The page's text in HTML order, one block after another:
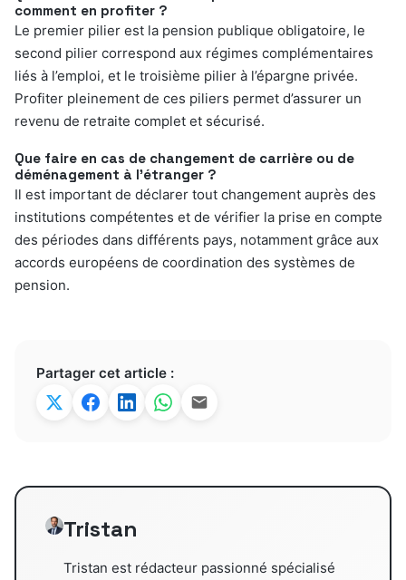
comment en profiter ?
Le premier pilier est la pension publique obligatoire, le
second pilier correspond aux régimes complémentaires
liés à l’emploi, et le troisième pilier à l’épargne privée.
Profiter pleinement de ces piliers permet d’assurer un
revenu de retraite complet et sécurisé.
Que faire en cas de changement de carrière ou de
déménagement à l’étranger ?
Il est important de déclarer tout changement auprès des
institutions compétentes et de vérifier la prise en compte
des périodes dans différents pays, notamment grâce aux
accords européens de coordination des systèmes de
pension.
Partager cet article :
Tristan
Tristan est rédacteur passionné spécialisé